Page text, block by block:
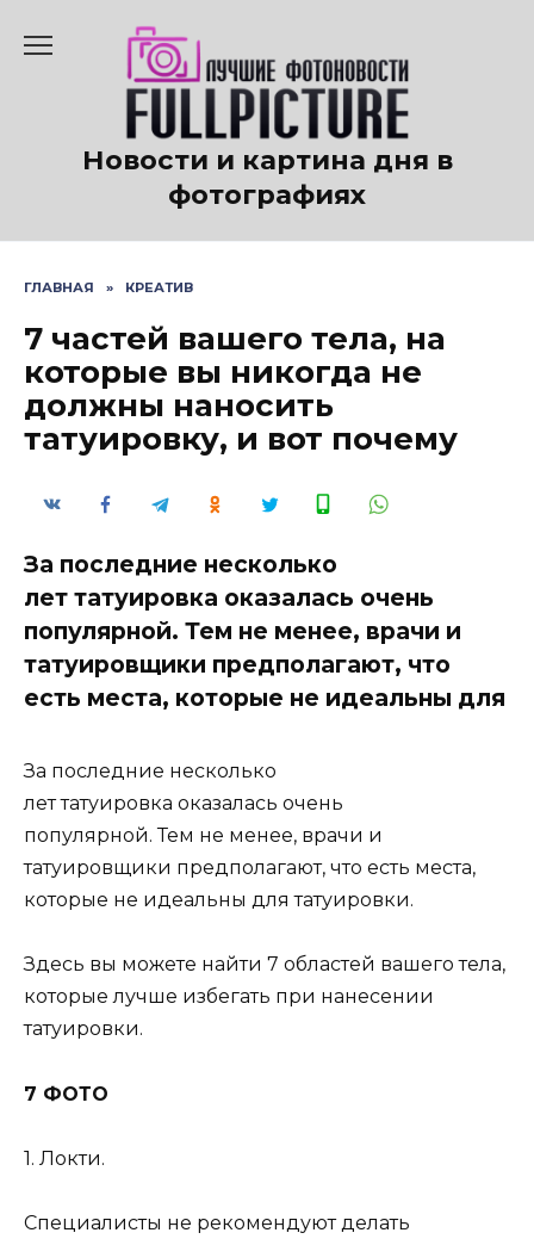
содержанию
Новости и картина дня в
фотографиях
ГЛАВНАЯ » КРЕАТИВ
7 частей вашего тела, на
которые вы никогда не
должны наносить
татуировку, и вот почему
За последние несколько
лет татуировка оказалась очень
популярной. Тем не менее, врачи и
татуировщики предполагают, что
есть места, которые не идеальны для
За последние несколько
лет татуировка оказалась очень
популярной. Тем не менее, врачи и
татуировщики предполагают, что есть места,
которые не идеальны для татуировки.
Здесь вы можете найти 7 областей вашего тела,
которые лучше избегать при нанесении
татуировки.
7 ФОТО
1. Локти.
Специалисты не рекомендуют делать